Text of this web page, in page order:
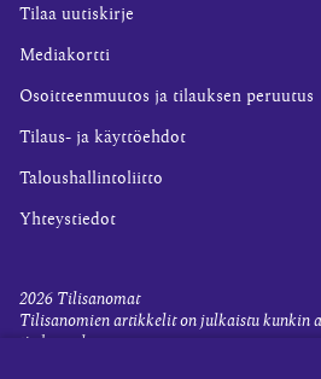
Tilaa uutiskirje
Mediakortti
Osoitteenmuutos ja tilauksen peruutus
Tilaus- ja käyttöehdot
Taloushallintoliitto
Yhteystiedot
2026 Tilisanomat
Tilisanomien artikkelit on julkaistu kunkin
tiedon valossa.